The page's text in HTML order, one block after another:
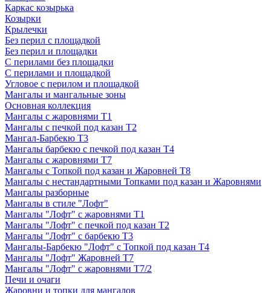
Каркас козырька
Козырки
Крылечки
Без перил с площадкой
Без перил и площадки
С перилами без площадки
С перилами и площадкой
Угловое с перилом и площадкой
Мангалы и мангальные зоны
Основная коллекция
Мангалы с жаровнями Т1
Мангалы с печкой под казан Т2
Мангал-Барбекю Т3
Мангалы барбекю с печкой под казан Т4
Мангалы с жаровнями Т7
Мангалы с Топкой под казан и Жаровней Т8
Мангалы с нестандартными Топками под казан и Жаровнями
Мангалы разборные
Мангалы в стиле "Лофт"
Мангалы "Лофт" с жаровнями Т1
Мангалы "Лофт" с печкой под казан Т2
Мангалы "Лофт" с барбекю Т3
Мангалы-Барбекю "Лофт" с Топкой под казан Т4
Мангалы "Лофт" Жаровней Т7
Мангалы "Лофт" с жаровнями Т7/2
Печи и очаги
Жаровни и топки для мангалов